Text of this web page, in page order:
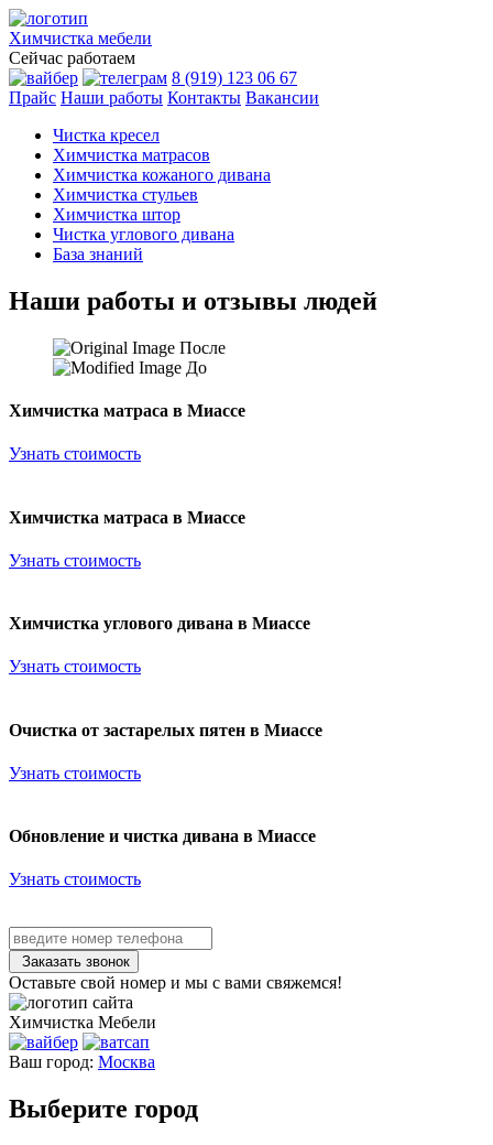
Химчистка мебели
Сейчас работаем
8 (919) 123 06 67
Прайс Наши работы Контакты Вакансии
Чистка кресел
Химчистка матрасов
Химчистка кожаного дивана
Химчистка стульев
Химчистка штор
Чистка углового дивана
База знаний
Наши работы и отзывы людей
После
До
Химчистка матраса в Миассе
Узнать стоимость
Химчистка матраса в Миассе
Узнать стоимость
Химчистка углового дивана в Миассе
Узнать стоимость
Очистка от застарелых пятен в Миассе
Узнать стоимость
Обновление и чистка дивана в Миассе
Узнать стоимость
Заказать звонок
Оставьте свой номер и мы с вами свяжемся!
Химчистка Мебели
Ваш город: Москва
Выберите город